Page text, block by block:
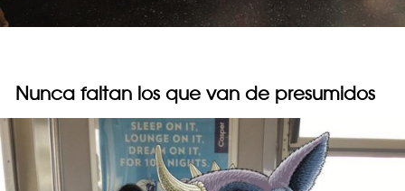
Nunca faltan los que van de presumidos